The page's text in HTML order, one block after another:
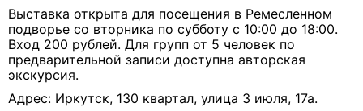
Выставка открыта для посещения в Ремесленном
подворье со вторника по субботу с 10:00 до 18:00.
Вход 200 рублей. Для групп от 5 человек по
предварительной записи доступна авторская
экскурсия.
Адрес: Иркутск, 130 квартал, улица 3 июля, 17а.